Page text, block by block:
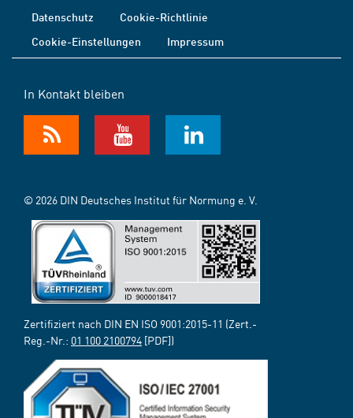
Datenschutz
Cookie-Richtlinie
Cookie-Einstellungen
Impressum
In Kontakt bleiben
© 2026 DIN Deutsches Institut für Normung e. V.
Zertifiziert nach DIN EN ISO 9001:2015-11 (Zert.-
Reg.-Nr.: 01 100 2100794 [PDF])